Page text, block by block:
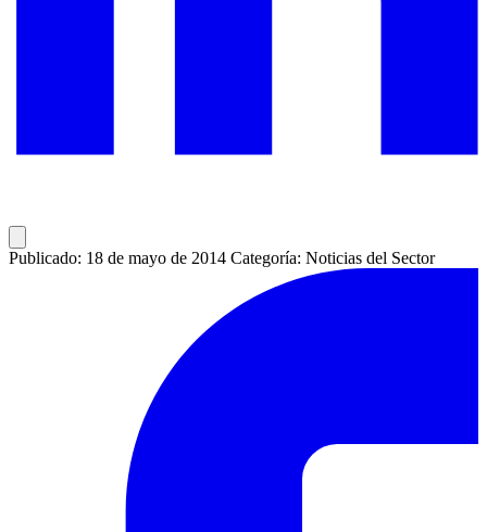
Publicado: 18 de mayo de 2014 Categoría: Noticias del Sector